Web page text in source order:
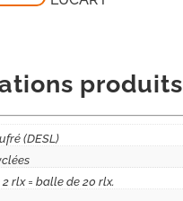
produits
(DESL)
rlx = balle de 20 rlx.